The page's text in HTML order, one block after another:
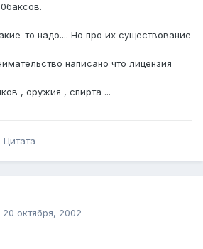
то надо.... Но про их существование
написано что лицензия
, оружия , спирта ...
Цитата
20 октября, 2002